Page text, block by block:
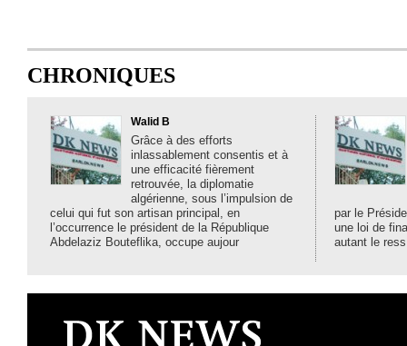
CHRONIQUES
Walid B
Grâce à des efforts
inlassablement consentis et à
une efficacité fièrement
retrouvée, la diplomatie
algérienne, sous l’impulsion de
celui qui fut son artisan principal, en
l’occurrence le président de la République
Abdelaziz Bouteflika, occupe aujour
par le
une loi de
autant le ress